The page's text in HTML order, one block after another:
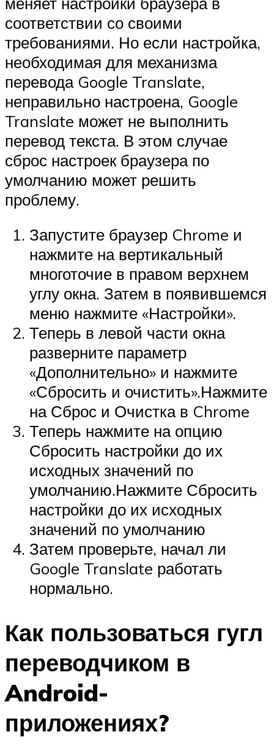
соответствии со своими
требованиями. Но если настройка,
необходимая для механизма
перевода Google Translate,
неправильно настроена, Google
Translate может не выполнить
перевод текста. В этом случае
сброс настроек браузера по
умолчанию может решить
проблему.
Запустите браузер Chrome и
нажмите на вертикальный
многоточие в правом верхнем
углу окна. Затем в появившемся
меню нажмите «Настройки».
Теперь в левой части окна
разверните параметр
«Дополнительно» и нажмите
«Сбросить и очистить».Нажмите
на Сброс и Очистка в Chrome
Теперь нажмите на опцию
Сбросить настройки до их
исходных значений по
умолчанию.Нажмите Сбросить
настройки до их исходных
значений по умолчанию
Затем проверьте, начал ли
Google Translate работать
нормально.
Как пользоваться гугл
переводчиком в
Android-
приложениях?